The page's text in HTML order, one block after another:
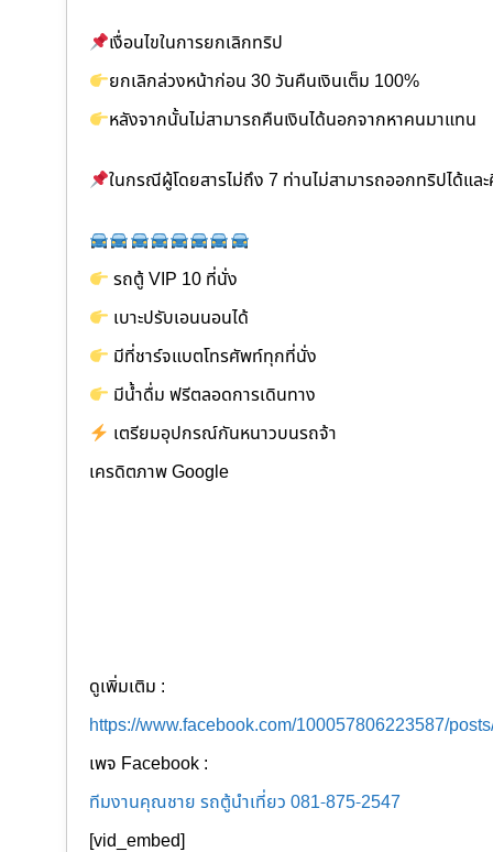
เงื่อนไขในการยกเลิกทริป
ยกเลิกล่วงหน้าก่อน 30 วันคืนเงินเต็ม 100%
หลังจากนั้นไม่สามารถคืนเงินได้นอกจากหาคนมาแทน
ในกรณีผู้โดยสารไม่ถึง 7 ท่านไม่สามารถออกทริปได้แล
รถตู้ VIP 10 ที่นั่ง
เบาะปรับเอนนอนได้
มีที่ชาร์จแบตโทรศัพท์ทุกที่นั่ง
มีน้ำดื่ม ฟรีตลอดการเดินทาง
เตรียมอุปกรณ์กันหนาวบนรถจ้า
เครดิตภาพ Google
ดูเพิ่มเติม :
https://www.facebook.com/100057806223587/
เพจ Facebook :
ทีมงานคุณชาย รถตู้นำเที่ยว 081-875-2547
[vid_embed]